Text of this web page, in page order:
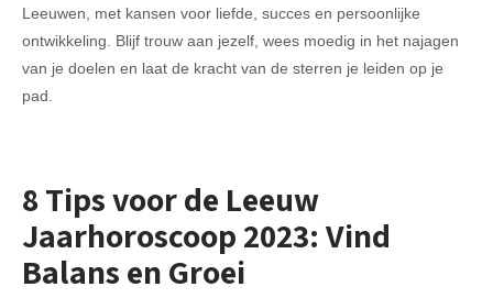
Leeuwen, met kansen voor liefde, succes en persoonlijke
ontwikkeling. Blijf trouw aan jezelf, wees moedig in het najagen
van je doelen en laat de kracht van de sterren je leiden op je
pad.
8 Tips voor de Leeuw
Jaarhoroscoop 2023: Vind
Balans en Groei